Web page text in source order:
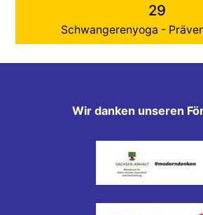
29
Schwangerenyoga -
Wir danken unseren